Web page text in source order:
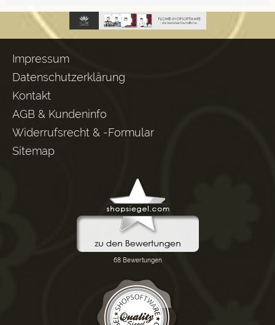
Impressum
Datenschutzerklärung
Kontakt
AGB & Kundeninfo
Widerrufsrecht & -Formular
Sitemap